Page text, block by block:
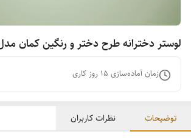
لوستر دخترانه طرح دختر و رنگین کمان مدل
زمان آماده‌سازی 15 روز کاری
توضیحات نظرات کاربران